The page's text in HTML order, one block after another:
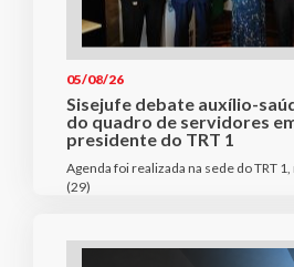
05/08/26
Sisejufe debate auxílio-
do quadro de servidores
presidente do TRT 1
Agenda foi realizada na sede do TRT
(29)